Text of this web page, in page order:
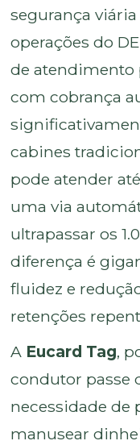
segurança
operações do
de atendimento
com cobrança
cabines
pode atender
uma via
ultrapassar os
diferença é
fluidez e
retenções
A Eucard Tag,
condutor passe
necessidade de
manusear